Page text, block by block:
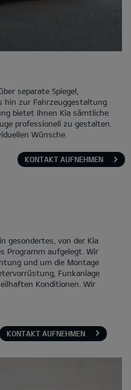
separate Spiegel,
hin zur Fahrzeuggestaltung
bietet Ihnen Kia sämtliche
professionell zu gestalten.
Wünsche.
KONTAKT AUFNEHMEN
gesondertes, von der Kia
Programm aufgelegt. Wir
und um die Montage
Funkanlage
Konditionen. Wir
KONTAKT AUFNEHMEN